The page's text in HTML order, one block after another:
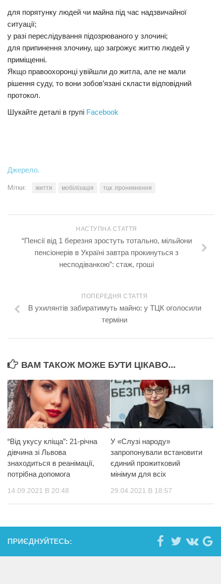
для порятунку людей чи майна під час надзвичайної
ситуації;
у разі переслідування підозрюваного у злочині;
для припинення злочину, що загрожує життю людей у ​​
приміщенні.
Якщо правоохоронці увійшли до житла, але не мали
рішення суду, то вони зобов’язані скласти відповідний
протокол.
Шукайте деталі в групі Facebook
Джерело.
Мітки: життя мобілізація тцк .проникнення
НАСТУПНА СТАТТЯ
“Пенсії від 1 березня зростуть тотально, мільйони
пенсіонерів в Україні завтра прокинуться з
несподіванкою”: стаж, гроші
ПОПЕРЕДНЯ СТАТТЯ
В ухилянтів забиратимуть майно: у ТЦК оголосили
терміни
ВАМ ТАКОЖ МОЖЕ БУТИ ЦІКАВО...
“Від укусу кліща”: 21-річна
дівчина зі Львова
знаходиться в реанімації,
потрібна допомога
14.09.2021 В 20:48
У «Слузі народу»
запропонували встановити
єдиний прожитковий
мінімум для всіх
29.04.2021 В 18:57
ПРИЄДНУЙТЕСЬ: